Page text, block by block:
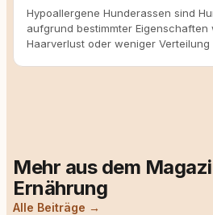
Hypoallergene Hunderassen sind
aufgrund bestimmter
Haarverlust oder weniger
Mehr aus dem
Ernährung
Alle Beiträge →